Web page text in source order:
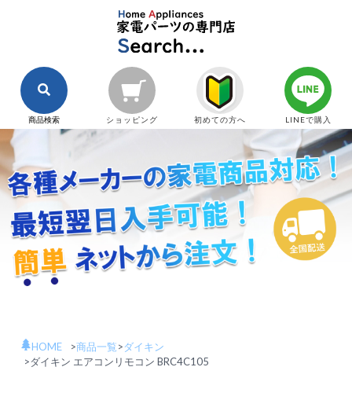
商品検索 ショッピング 初めての方へ LINEで購入
HOME >商品一覧>ダイキン
>ダイキン エアコンリモコン BRC4C105